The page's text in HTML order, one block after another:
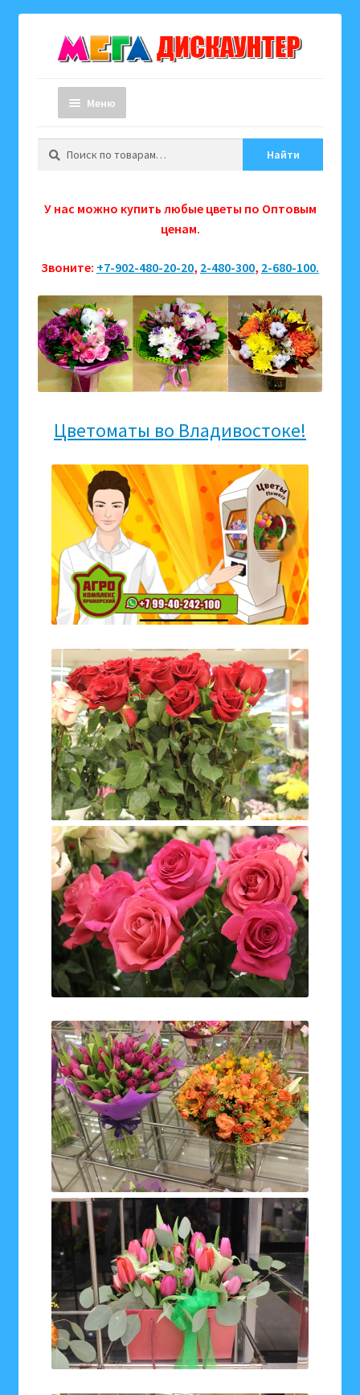
к
навигации
к
содержимому
Меню
Главная страница
Адреса и телефоны
Искать:
Найти
У нас можно купить любые цветы по Оптовым
ценам.
Звоните: +7-902-480-20-20, 2-480-300, 2-680-100.
Цветоматы во Владивостоке!